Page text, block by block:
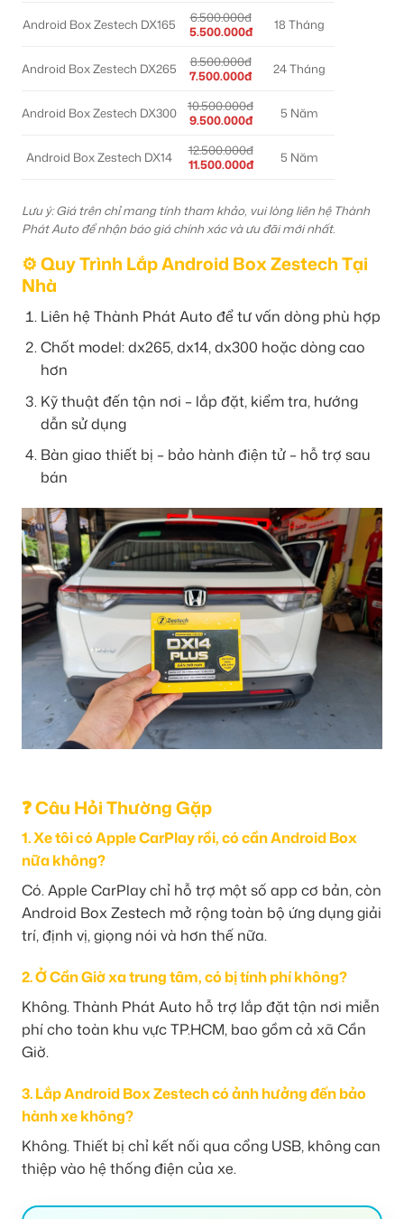
Android Box Zestech DX165
6.500.000đ
5.500.000đ
18 Tháng
Android Box Zestech DX265
8.500.000đ
7.500.000đ
24 Tháng
Android Box Zestech DX300
10.500.000đ
9.500.000đ
5 Năm
Android Box Zestech DX14
12.500.000đ
11.500.000đ
5 Năm
Lưu ý: Giá trên chỉ mang tính tham khảo, vui lòng liên hệ Thành
Phát Auto để nhận báo giá chính xác và ưu đãi mới nhất.
⚙️ Quy Trình Lắp Android Box Zestech Tại
Nhà
Liên hệ Thành Phát Auto để tư vấn dòng phù hợp
Chốt model: dx265, dx14, dx300 hoặc dòng cao
hơn
Kỹ thuật đến tận nơi – lắp đặt, kiểm tra, hướng
dẫn sử dụng
Bàn giao thiết bị – bảo hành điện tử – hỗ trợ sau
bán
❓ Câu Hỏi Thường Gặp
1. Xe tôi có Apple CarPlay rồi, có cần Android Box
nữa không?
Có. Apple CarPlay chỉ hỗ trợ một số app cơ bản, còn
Android Box Zestech mở rộng toàn bộ ứng dụng giải
trí, định vị, giọng nói và hơn thế nữa.
2. Ở Cần Giờ xa trung tâm, có bị tính phí không?
Không. Thành Phát Auto hỗ trợ lắp đặt tận nơi miễn
phí cho toàn khu vực TP.HCM, bao gồm cả xã Cần
Giờ.
3. Lắp Android Box Zestech có ảnh hưởng đến bảo
hành xe không?
Không. Thiết bị chỉ kết nối qua cổng USB, không can
thiệp vào hệ thống điện của xe.